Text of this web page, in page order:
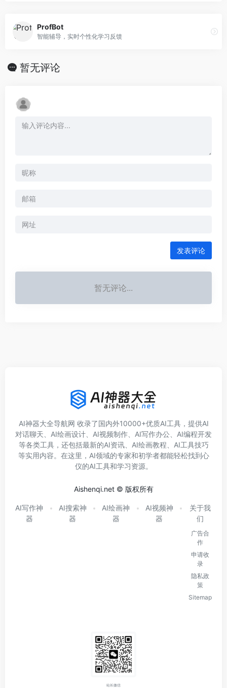
ProfBot
智能辅导，实时个性化学习反馈
暂无评论
发表评论
暂无评论...
AI神器大全导航网 收录了国内外10000+优质AI工具，提供AI
对话聊天、AI绘画设计、AI视频制作、AI写作办公、AI编程开发
等各类工具，还包括最新的AI资讯、AI绘画教程、AI工具技巧
等实用内容。在这里，AI领域的专家和初学者都能轻松找到心
仪的AI工具和学习资源。
Aishenqi.net © 版权所有
AI写作神
器
AI搜索神
器
AI绘画神
器
AI视频神
器
关于我
们
广告合
作
申请收
录
隐私政
策
Sitemap
站长微信